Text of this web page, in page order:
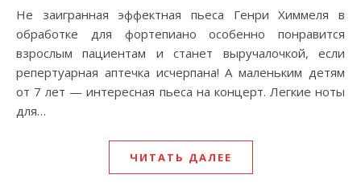
Hе заигранная эффектная пьеса Генри Химмеля в
обработке для фортепиано особенно понравится
взрослым пациентам и станет выручалочкой, если
репертуарная аптечка исчерпана! А маленьким детям
от 7 лет — интересная пьеса на концерт. Легкие ноты
для…
ЧИТАТЬ ДАЛЕЕ